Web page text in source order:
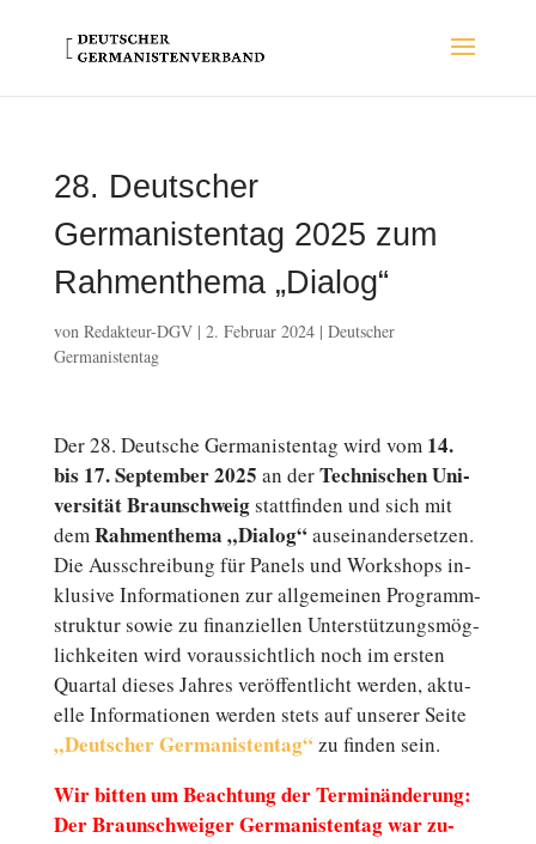
28. Deutscher
Germanistentag 2025 zum
Rahmenthema „Dialog“
von Redakteur-DGV| 2. Februar 2024| Deutscher
Germanistentag
Der 28. Deut­sche Ger­ma­nis­ten­tag wird vom 14.
bis 17. Sep­tem­ber 2025 an derTech­ni­schen Uni­
ver­si­tät Braun­schweigstatt­fin­den und sich mit
demRah­men­the­ma „Dialog“aus­ein­an­der­set­zen.
Die Aus­schrei­bung für Panels und Work­shops in­
klu­si­ve In­for­ma­tio­nen zur all­ge­mei­nen Pro­gramm­
struk­tur sowie zu fi­nan­zi­el­len Un­ter­stüt­zungs­mög­
lich­kei­ten wird vor­aus­sicht­lich noch im ersten
Quartal dieses Jahres ver­öf­fent­licht werden, ak­tu­
el­le In­for­ma­tio­nen werden stets auf unserer Seite
„Deutscher Ger­ma­nis­ten­tag“zu finden sein.
Wir bitten um Be­ach­tung der Ter­min­än­de­rung:
Der Braun­schwei­ger Ger­ma­nis­ten­tag war zu­